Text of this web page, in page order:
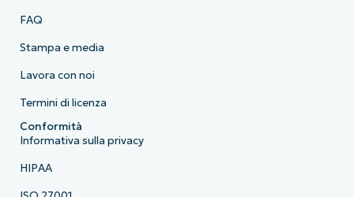
FAQ
Stampa e media
Lavora con noi
Termini di licenza
Conformità
Informativa sulla privacy
HIPAA